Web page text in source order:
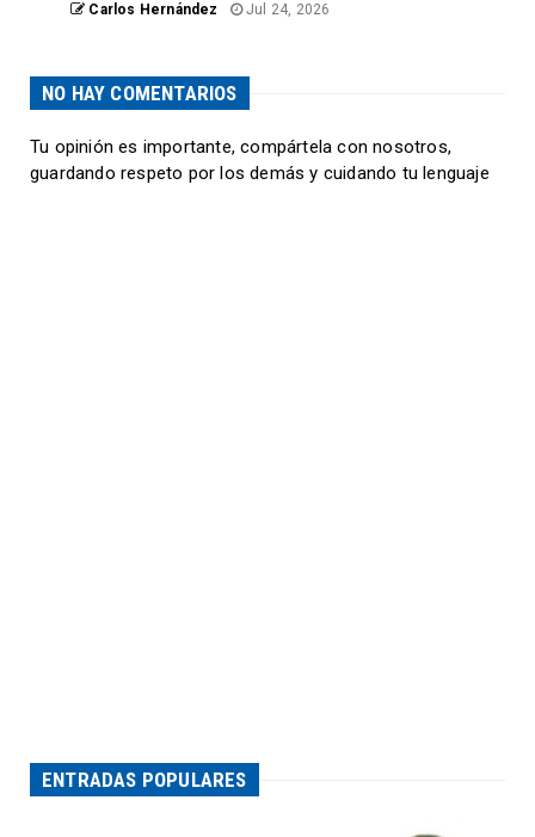
Carlos Hernández Jul 24, 2026
NO HAY COMENTARIOS
Tu opinión es importante, compártela con nosotros,
guardando respeto por los demás y cuidando tu lenguaje
ENTRADAS POPULARES